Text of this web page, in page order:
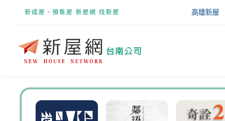
新成屋、預售屋 新屋網 找新屋 高雄新屋